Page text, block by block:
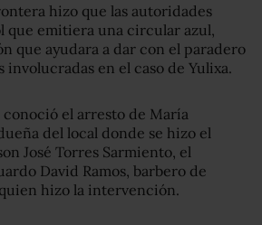
hizo que las autoridades
que emitiera una circular azul,
que ayudara a dar con el paradero
involucradas en el caso de Yulixa.
conoció el arresto de María
del local donde se hizo el
José Torres Sarmiento, el
David Ramos, barbero de
hizo la intervención.